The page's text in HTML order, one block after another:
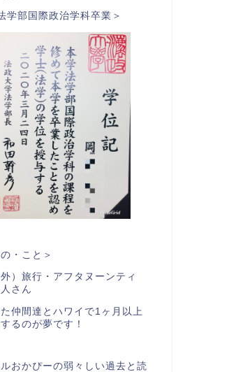
学部国際政治学科卒業＞
・こと＞
）旅行・アフタヌーンティ
さん
仲間達とハワイで1ヶ月以上
るのが夢です！
おかぴーの弱々しい過去と読